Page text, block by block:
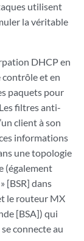
utilisent
la véritable
DHCP en
contrôle et en
paquets pour
filtres anti-
client à son
informations
une topologie
(également
[BSR] dans
le routeur MX
[BSA]) qui
connecte au